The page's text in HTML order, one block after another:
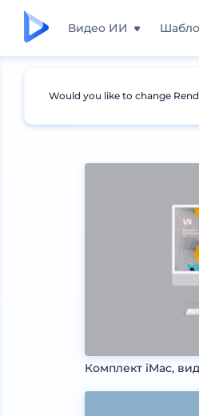
Видео ИИ
Мокапы
Комплект iMac,
Would you like to change